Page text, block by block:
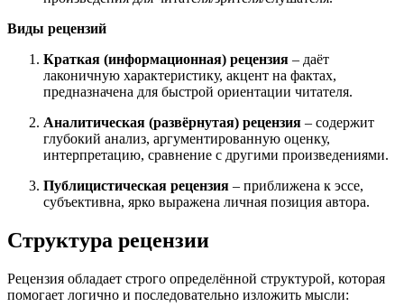
Виды рецензий
Краткая (информационная) рецензия – даёт
лаконичную характеристику, акцент на фактах,
предназначена для быстрой ориентации читателя.
Аналитическая (развёрнутая) рецензия – содержит
глубокий анализ, аргументированную оценку,
интерпретацию, сравнение с другими произведениями.
Публицистическая рецензия – приближена к эссе,
субъективна, ярко выражена личная позиция автора.
Структура рецензии
Рецензия обладает строго определённой структурой, которая
помогает логично и последовательно изложить мысли: